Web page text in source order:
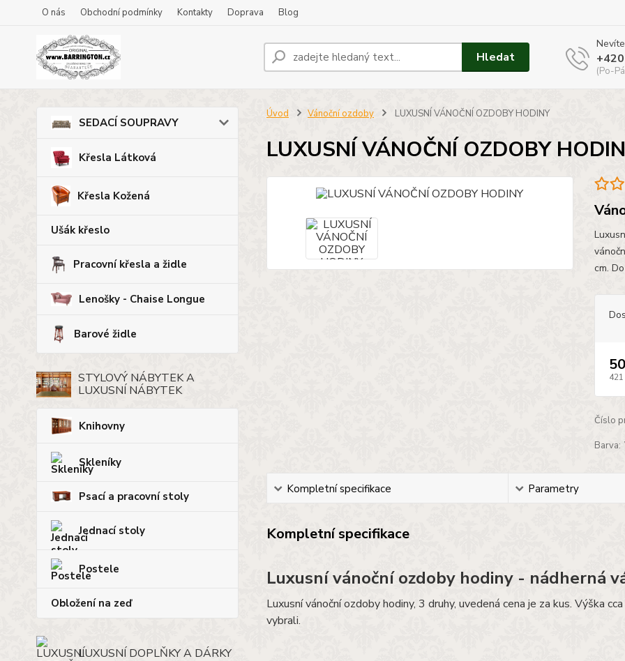
O nás Obchodní podmínky Kontakty Doprava Blog
Hledat
(Po-
SEDACÍ SOUPRAVY
Křesla Látková
Křesla Kožená
Ušák křeslo
Pracovní křesla a židle
Lenošky - Chaise Longue
Barové židle
STYLOVÝ NÁBYTEK A
LUXUSNÍ NÁBYTEK
Knihovny
Skleníky
Psací a pracovní stoly
Jednací stoly
Postele
Obložení na zeď
LUXUSNÍ DOPLŇKY A DÁRKY
Úvod Vánoční ozdoby LUXUSNÍ VÁNOČNÍ OZDOBY HODINY
LUXUSNÍ VÁNOČNÍ OZDOBY
cm.
421
Číslo
Barva:
Kompletní specifikace Parametry
Kompletní specifikace
Luxusní vánoční ozdoby hodiny - nádherná
Luxusní vánoční ozdoby hodiny, 3 druhy, uvedená cena je za kus. Výška
vybrali.